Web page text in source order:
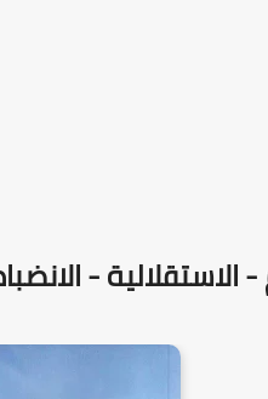
الاستقلالية -